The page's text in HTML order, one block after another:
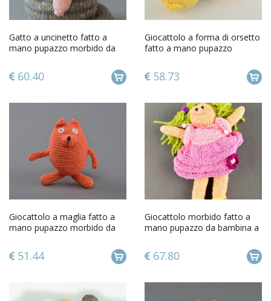
Gatto a uncinetto fatto a
mano pupazzo morbido da
60.40
Giocattolo a forma di orsetto
fatto a mano pupazzo
58.73
Giocattolo a maglia fatto a
mano pupazzo morbido da
51.44
Giocattolo morbido fatto a
mano pupazzo da bambina a
67.80